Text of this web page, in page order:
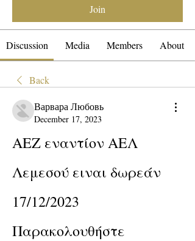
Join
Discussion Media Members About
Back
Варвара Любовь
December 17, 2023
ΑΕΖ εναντίον ΑΕΛ
Λεμεσού ειναι δωρεάν
17/12/2023
Παρακολουθήστε